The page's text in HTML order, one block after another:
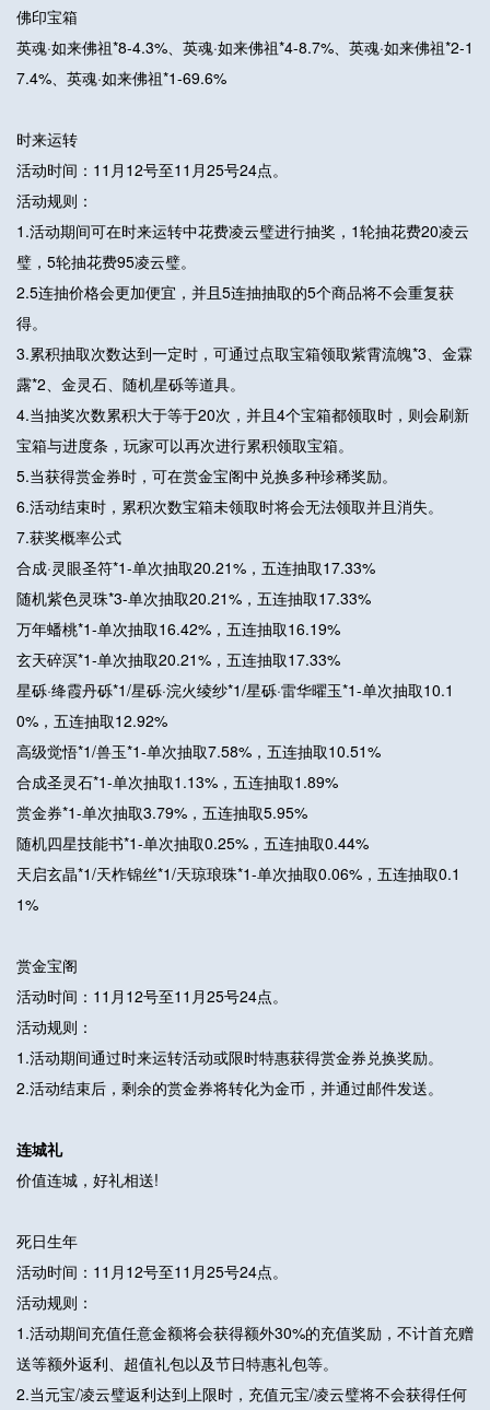
佛印宝箱
英魂·如来佛祖*8-4.3%、英魂·如来佛祖*4-8.7%、英魂·如来佛祖*2-1
7.4%、英魂·如来佛祖*1-69.6%
时来运转
活动时间：11月12号至11月25号24点。
活动规则：
1.活动期间可在时来运转中花费凌云璧进行抽奖，1轮抽花费20凌云
璧，5轮抽花费95凌云璧。
2.5连抽价格会更加便宜，并且5连抽抽取的5个商品将不会重复获
得。
3.累积抽取次数达到一定时，可通过点取宝箱领取紫霄流魄*3、金霖
露*2、金灵石、随机星砾等道具。
4.当抽奖次数累积大于等于20次，并且4个宝箱都领取时，则会刷新
宝箱与进度条，玩家可以再次进行累积领取宝箱。
5.当获得赏金券时，可在赏金宝阁中兑换多种珍稀奖励。
6.活动结束时，累积次数宝箱未领取时将会无法领取并且消失。
7.获奖概率公式
合成·灵眼圣符*1-单次抽取20.21%，五连抽取17.33%
随机紫色灵珠*3-单次抽取20.21%，五连抽取17.33%
万年蟠桃*1-单次抽取16.42%，五连抽取16.19%
玄天碎溟*1-单次抽取20.21%，五连抽取17.33%
星砾·绛霞丹砾*1/星砾·浣火绫纱*1/星砾·雷华曜玉*1-单次抽取10.1
0%，五连抽取12.92%
高级觉悟*1/兽玉*1-单次抽取7.58%，五连抽取10.51%
合成圣灵石*1-单次抽取1.13%，五连抽取1.89%
赏金券*1-单次抽取3.79%，五连抽取5.95%
随机四星技能书*1-单次抽取0.25%，五连抽取0.44%
天启玄晶*1/天柞锦丝*1/天琼琅珠*1-单次抽取0.06%，五连抽取0.1
1%
赏金宝阁
活动时间：11月12号至11月25号24点。
活动规则：
1.活动期间通过时来运转活动或限时特惠获得赏金券兑换奖励。
2.活动结束后，剩余的赏金券将转化为金币，并通过邮件发送。
连城礼
价值连城，好礼相送!
死日生年
活动时间：11月12号至11月25号24点。
活动规则：
1.活动期间充值任意金额将会获得额外30%的充值奖励，不计首充赠
送等额外返利、超值礼包以及节日特惠礼包等。
2.当元宝/凌云璧返利达到上限时，充值元宝/凌云璧将不会获得任何